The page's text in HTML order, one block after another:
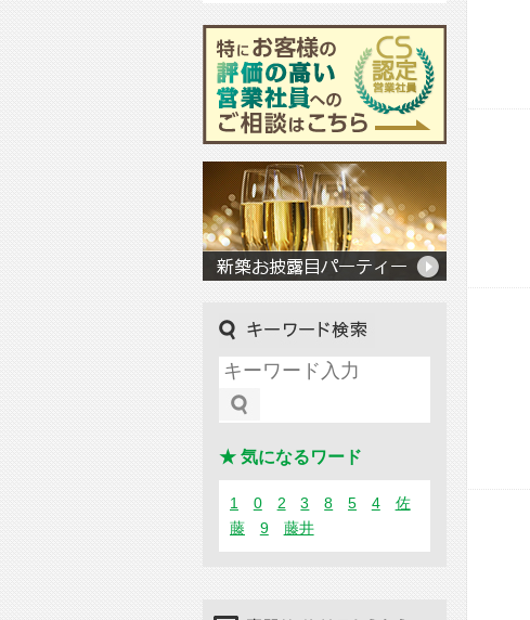
★ 気になるワード
1 0 2 3 8 5 4
佐
藤
9 藤井